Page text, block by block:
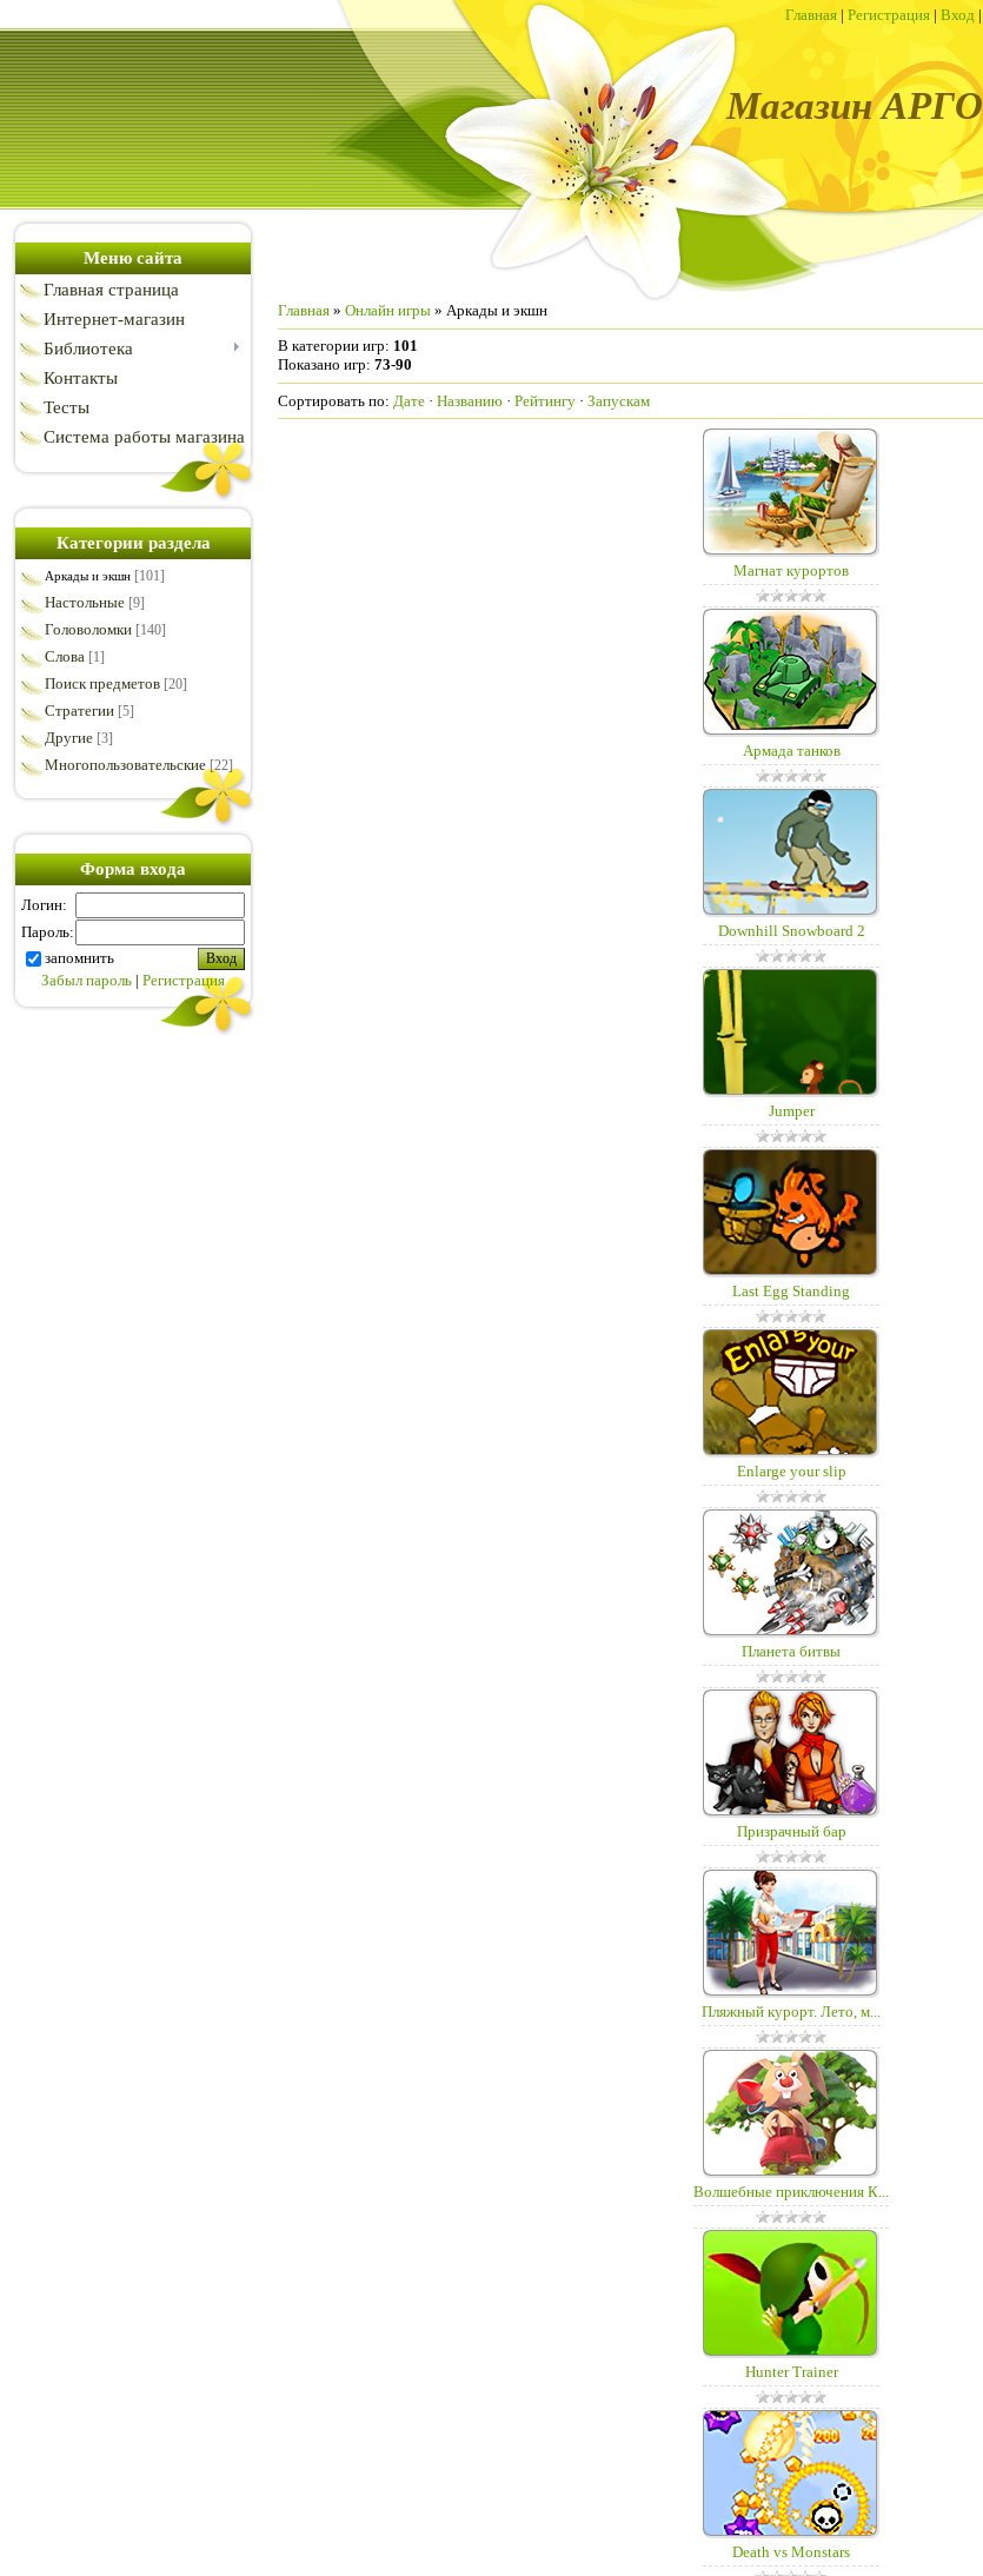
Главная | Регистрация | Вход |
Магазин АРГО
Меню сайта
Главная страница
Интернет-магазин
Библиотека
Контакты
Тесты
Система работы магазина
Категории раздела
Аркады и экшн [101]
Настольные [9]
Головоломки [140]
Слова [1]
Поиск предметов [20]
Стратегии [5]
Другие [3]
Многопользовательские [22]
Форма входа
Логин:
Пароль:
запомнить
Забыл пароль | Регистрация
Главная » Онлайн игры » Аркады и экшн
В категории игр: 101
Показано игр: 73-90
Сортировать по: Дате · Названию · Рейтингу · Запускам
Магнат курортов
Армада танков
Downhill Snowboard 2
Jumper
Last Egg Standing
Enlarge your slip
Планета битвы
Призрачный бар
Пляжный курорт. Лето, м...
Волшебные приключения К...
Hunter Trainer
Death vs Monstars